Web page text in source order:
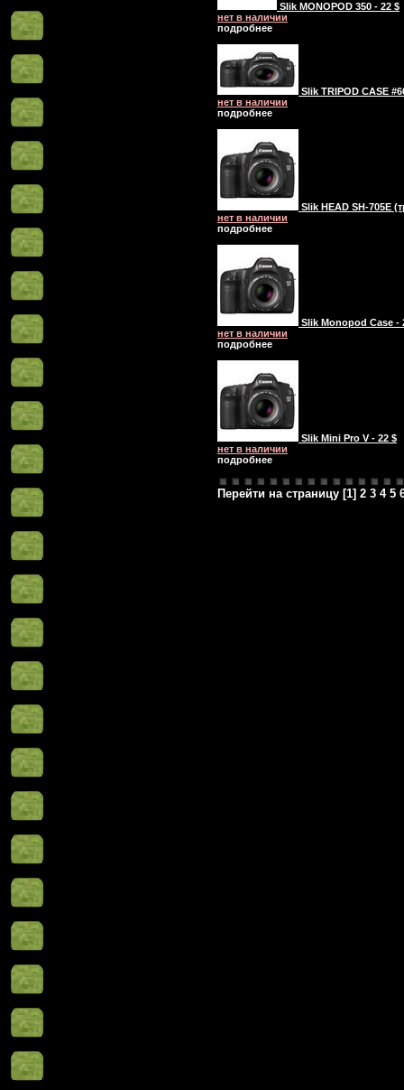
Slik MONOPOD 350 - 22 $
нет в наличии
подробнее
Slik TRIPOD CASE
нет в наличии
подробнее
Slik HEAD SH-705E
нет в наличии
подробнее
Slik Monopod Case -
нет в наличии
подробнее
Slik Mini Pro V - 22 $
нет в наличии
подробнее
Перейти на страницу [1] 2 3 4 5